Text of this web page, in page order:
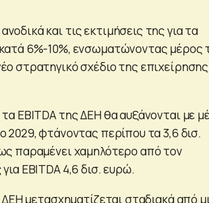
και τις εκτιμήσεις της για τα
6%-10%, ενσωματώνοντας μέρος
στρατηγικό σχέδιο της επιχείρησης
EBITDA της ΔΕΗ θα αυξάνονται με
2029, φτάνοντας περίπου τα 3,6 δισ.
παραμένει χαμηλότερο από τον
EBITDA 4,6 δισ. ευρώ.
μετασχηματίζεται σταδιακά από